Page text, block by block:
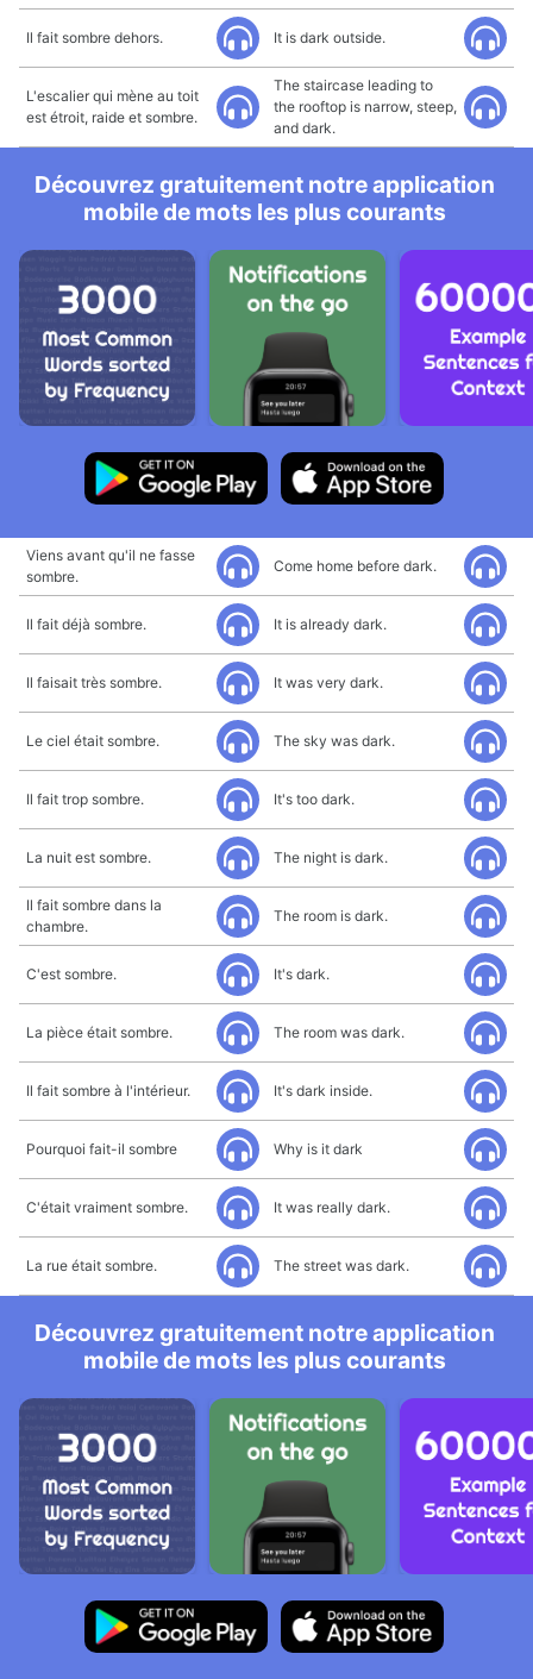
Il fait sombre dehors. It is dark outside.
L'escalier qui mène au toit
est étroit, raide et sombre.
The staircase leading to
the rooftop is narrow, steep,
and dark.
Découvrez gratuitement notre application
mobile de mots les plus courants
Viens avant qu'il ne fasse
sombre.
Come home before dark.
Il fait déjà sombre. It is already dark.
Il faisait très sombre. It was very dark.
Le ciel était sombre. The sky was dark.
Il fait trop sombre. It's too dark.
La nuit est sombre. The night is dark.
Il fait sombre dans la
chambre.
The room is dark.
C'est sombre. It's dark.
La pièce était sombre. The room was dark.
Il fait sombre à l'intérieur. It's dark inside.
Pourquoi fait-il sombre Why is it dark
C'était vraiment sombre. It was really dark.
La rue était sombre. The street was dark.
Découvrez gratuitement notre application
mobile de mots les plus courants